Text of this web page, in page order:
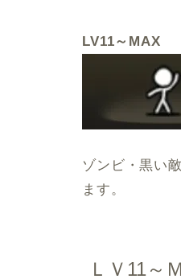
LV11～MAX
ゾンビ・黒い
ます。
ＬＶ11～